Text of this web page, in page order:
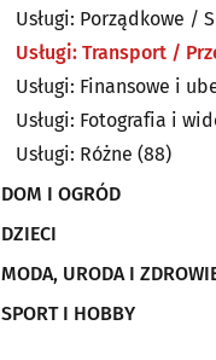
Usługi: Porządkowe /
Usługi: Transport /
Usługi: Finansowe i
Usługi: Fotografia i
Usługi: Różne (88)
DOM I OGRÓD
DZIECI
MODA, URODA I
SPORT I HOBBY